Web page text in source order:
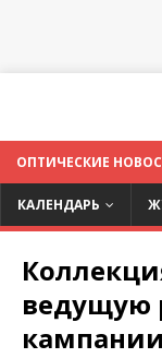
ОПТИЧЕСКИЕ
КАЛЕНДАРЬ
ведущую